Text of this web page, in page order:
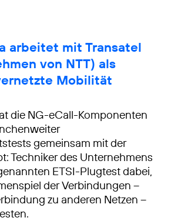
arbeitet mit Transatel
von NTT) als
Mobilität
die NG-eCall-Komponenten
gemeinsam mit der
Techniker des Unternehmens
ETSI-Plugtest dabei,
der Verbindungen –
zu anderen Netzen –